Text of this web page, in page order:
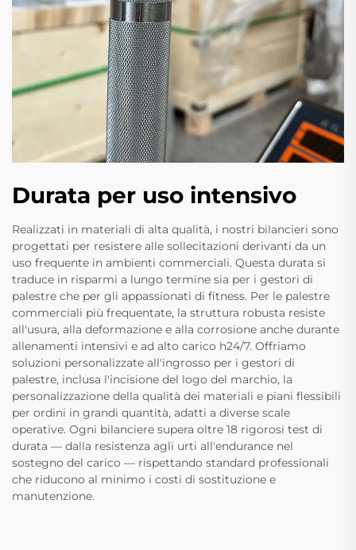
Durata per uso intensivo
Realizzati in materiali di alta qualità, i nostri bilancieri sono
progettati per resistere alle sollecitazioni derivanti da un
uso frequente in ambienti commerciali. Questa durata si
traduce in risparmi a lungo termine sia per i gestori di
palestre che per gli appassionati di fitness. Per le palestre
commerciali più frequentate, la struttura robusta resiste
all'usura, alla deformazione e alla corrosione anche durante
allenamenti intensivi e ad alto carico h24/7. Offriamo
soluzioni personalizzate all'ingrosso per i gestori di
palestre, inclusa l'incisione del logo del marchio, la
personalizzazione della qualità dei materiali e piani flessibili
per ordini in grandi quantità, adatti a diverse scale
operative. Ogni bilanciere supera oltre 18 rigorosi test di
durata — dalla resistenza agli urti all'endurance nel
sostegno del carico — rispettando standard professionali
che riducono al minimo i costi di sostituzione e
manutenzione.